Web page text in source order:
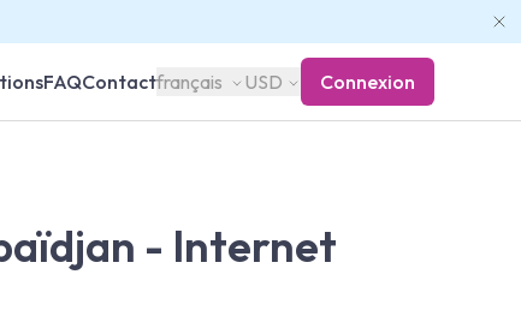
FAQContactfrançais USD Connexion
- Internet